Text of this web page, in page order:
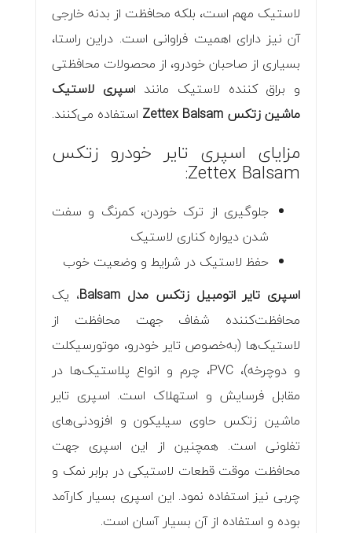
لاستیک مهم است، بلکه محافظت از بدنه خارجی
آن نیز دارای اهمیت فراوانی است. در‌این راستا،
بسیاری از صاحبان خودرو، از محصولات محافظتی
و براق کننده لاستیک مانند اسپری لاستیک
ماشین زتکس Zettex Balsam
استفاده می‌کنند.
مزایای اسپری تایر خودرو زتکس
Zettex Balsam:
جلوگیری از ترک خوردن، کمرنگ و سفت
شدن دیواره کناری لاستیک
حفظ لاستیک در شرایط و وضعیت خوب
اسپری تایر اتومبیل زتکس مدل Balsam
، یک
محافظت‌کننده شفاف جهت محافظت از
لاستیک‌ها (به‌خصوص تایر خودرو، موتورسیکلت
و دوچرخه)، PVC، چرم و انواع پلاستیک‌ها در
مقابل فرسایش و استهلاک است. اسپری‌ تایر
ماشین زتکس حاوی سیلیکون و افزودنی‌های
تفلونی است. همچنین از این اسپری جهت
محافظت موقت قطعات لاستیکی در برابر نمک و
چربی نیز استفاده نمود. این اسپری بسیار کارآمد
بوده و استفاده از آن بسیار آسان است.